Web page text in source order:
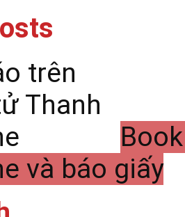
và báo giấy